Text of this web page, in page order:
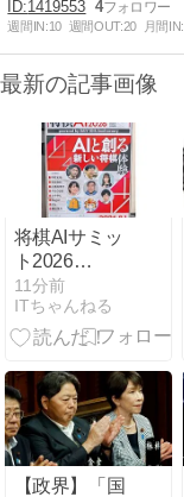
1419553 4
週間IN:10 週間OUT:20 月間IN:
最新の記事画像
将棋AIサミッ
ト2026
powered by
DAIV 10th
Anniversaryレ
解説AIもお披
露目
11分前
ITちゃんねる
【政界】「国